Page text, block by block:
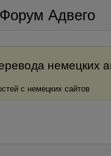
Адвего
немецких
с немецких сайтов